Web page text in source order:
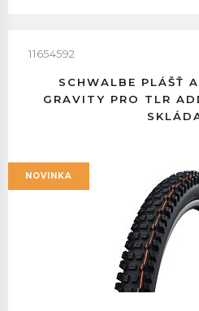
11654592
SCHWALBE PLÁŠŤ
GRAVITY PRO TLR
NOVINKA